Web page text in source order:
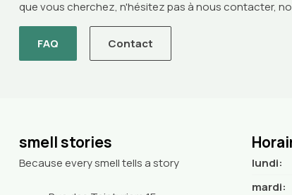
que vous cherchez, n'hésitez pas à nous contacter,
FAQ Contact
smell stories
Because every smell tells a story lundi:
mardi: